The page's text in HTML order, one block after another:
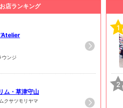
店ランキング
ウンジ
ム・草津守山
クサツモリヤマ
1
2